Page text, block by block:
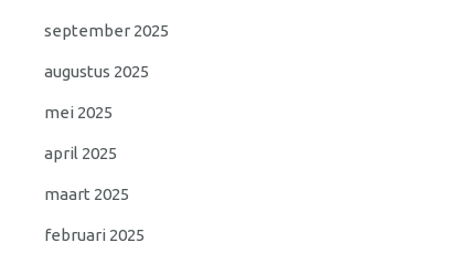
september 2025
augustus 2025
mei 2025
april 2025
maart 2025
februari 2025